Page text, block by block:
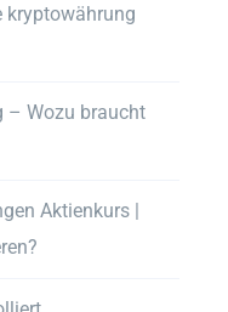
kryptowährung
– Wozu braucht
Aktienkurs |